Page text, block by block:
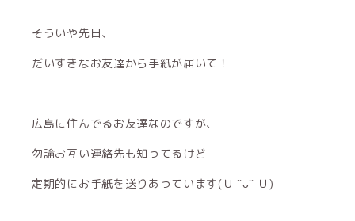
そういや先日、
だいすきなお友達から手紙が届いて！
広島に住んでるお友達なのですが、
勿論お互い連絡先も知ってるけど
定期的にお手紙を送りあっています(Ｕ ˘ᴗ˘ Ｕ)